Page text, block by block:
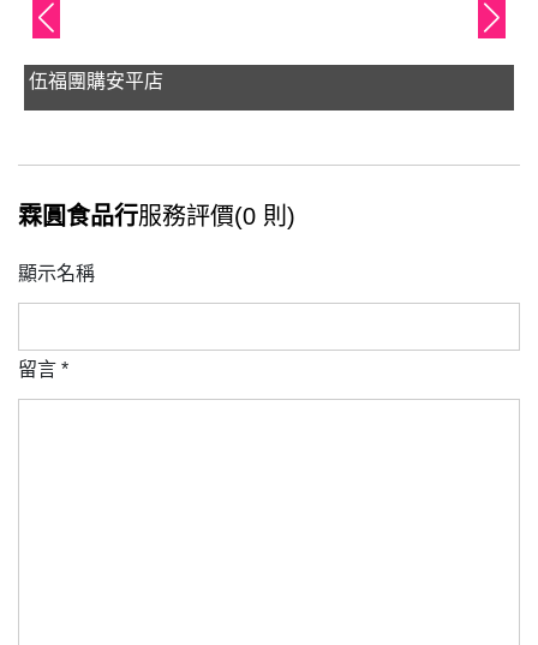
伍福團購安平店
霖圓食品行服務評價(0 則)
顯示名稱
留言 *